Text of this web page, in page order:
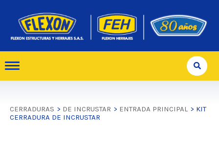
CERRADURAS > DE INCRUSTAR > ENTRADA PRINCIPAL > KIT
CERRADURA DE INCRUSTAR